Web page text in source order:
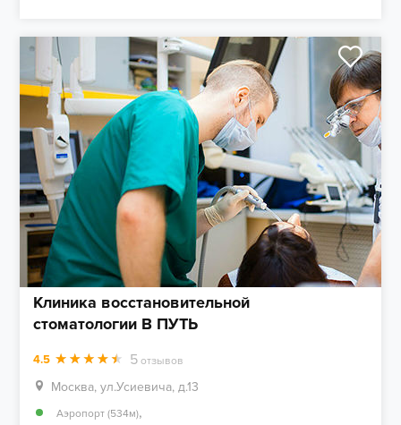
Клиника восстановительной
стоматологии В ПУТЬ
4.5 5 отзывов
Москва, ул.Усиевича, д.13
Аэропорт (534м),